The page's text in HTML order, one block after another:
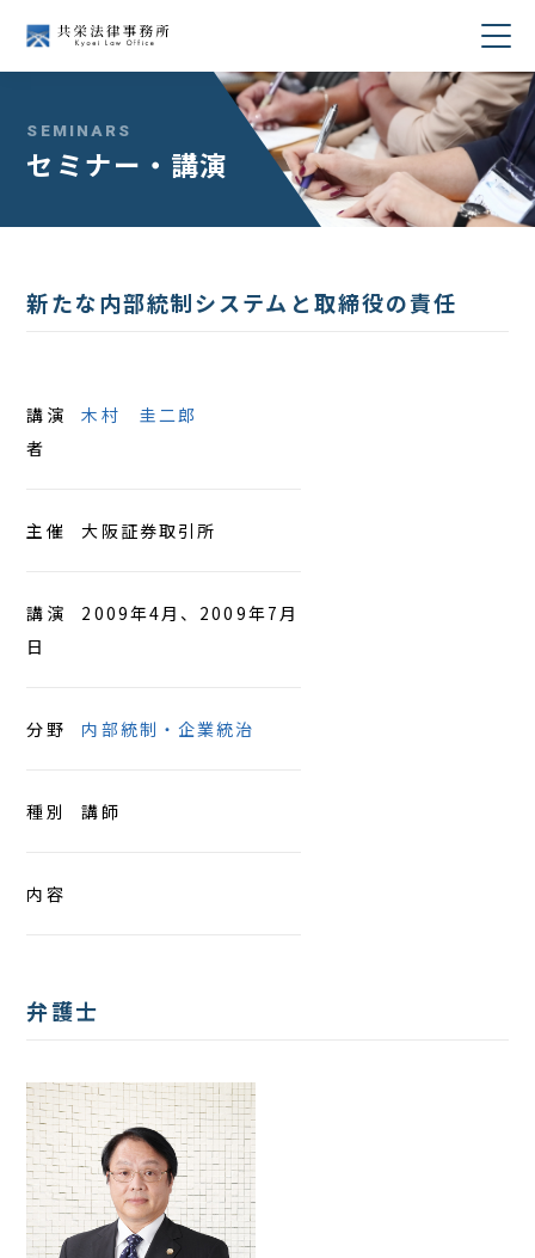
業務分野
セミナー・講演
コラム
SEMINARS
セミナー・講演
新たな内部統制システムと取締役の責任
講演
者
木村 圭二郎
主催 大阪証券取引所
講演
日
2009年4月、2009年7月
分野 内部統制・企業統治
種別 講師
内容
弁護士